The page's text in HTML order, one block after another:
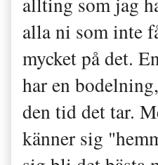
alla ni som inte
mycket på det.
har en
den tid det tar.
känner sig